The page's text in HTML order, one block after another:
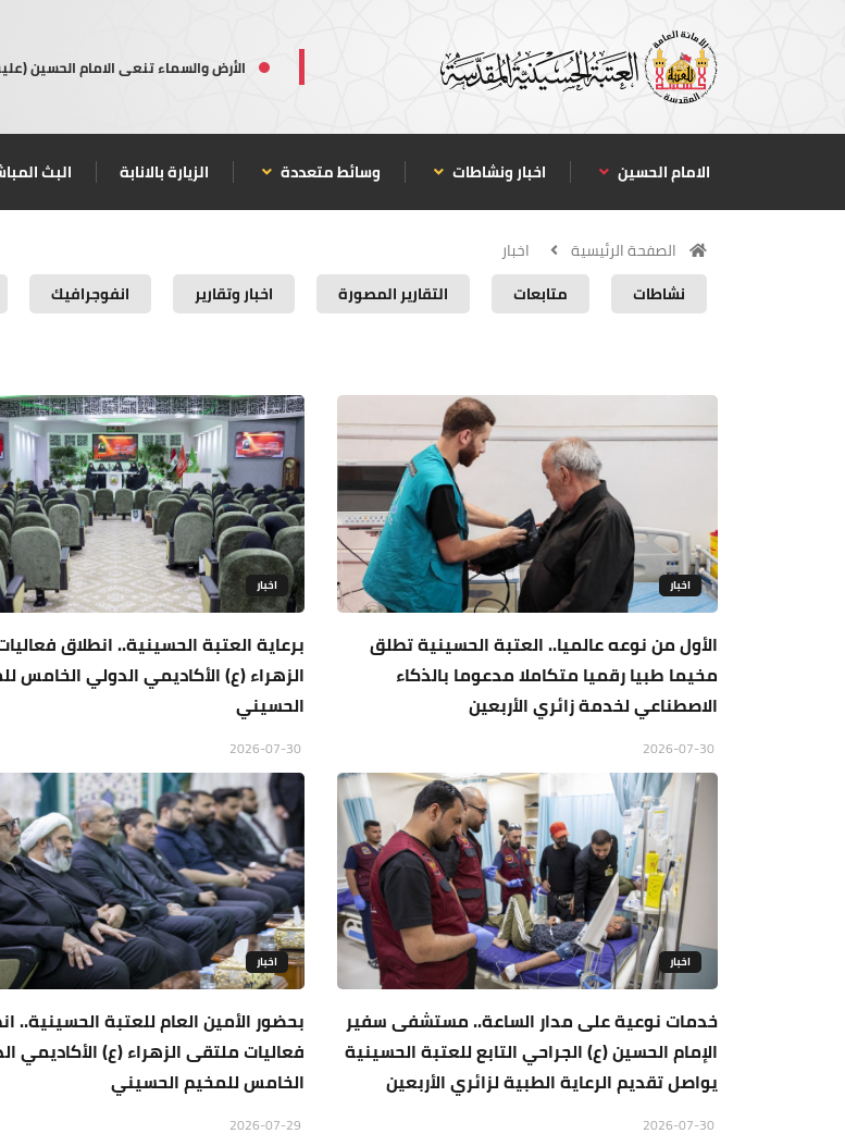
الأرض والسماء تنعى الامام الحسين
الامام الحسين اخبار ونشاطات وسائط متعددة الزيارة بالانابة البث
الصفحة الرئيسية
اخبار
نشاطات
متابعات التقارير المصورة اخبار وتقارير انفوجرافيك
اخبار
الأول من نوعه عالميا.. العتبة الحسينية تطلق
مخيما طبيا رقميا متكاملا مدعوما بالذكاء
الاصطناعي لخدمة زائري الأربعين
اخبار
برعاية العتبة الحسينية.. انطلاق
الزهراء (ع) الأكاديمي الدولي الخامس
الحسيني
اخبار
خدمات نوعية على مدار الساعة.. مستشفى سفير
الإمام الحسين (ع) الجراحي التابع للعتبة الحسينية
يواصل تقديم الرعاية الطبية لزائري الأربعين
اخبار
بحضور الأمين العام للعتبة الحسينية..
فعاليات ملتقى الزهراء (ع) الأكاديمي
الخامس للمخيم الحسيني